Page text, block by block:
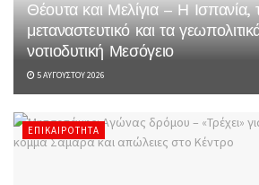
Θέουτα και Μελίγια – Η Ισπανία,
μεταναστευτικό και τα
νοτιοδυτική Μεσόγειο
5 ΑΥΓΟΎΣΤΟΥ 2026
ΕΠΙΚΑΙΡΌΤΗΤΑ